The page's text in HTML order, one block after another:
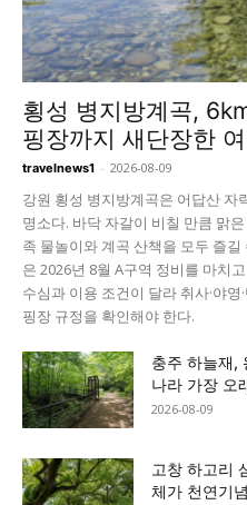
횡성 병지방계곡,
핑장까지 새단장한
travelnews1 - 2026-08-09
강원 횡성 병지방계곡은 어답산 자
명소다. 바닥 자갈이 비칠 만큼 맑
족 물놀이와 계곡 산책을 모두 즐
은 2026년 8월 A구역 정비를 마치
수심과 이용 조건이 달라 취사·야
핑장 규정을 확인해야 한다.
충주 하늘재,
나라 가장 오
2026-08-09
고창 하고리
체가 천연기